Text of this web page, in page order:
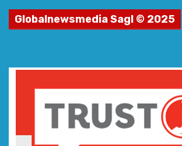
Globalnewsmedia Sagl © 2025